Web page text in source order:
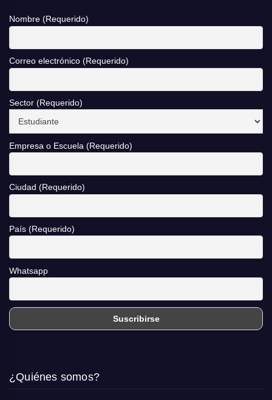
Nombre (Requerido)
Correo electrónico (Requerido)
Sector (Requerido)
Empresa o Escuela (Requerido)
Ciudad (Requerido)
País (Requerido)
Whatsapp
¿Quiénes somos?